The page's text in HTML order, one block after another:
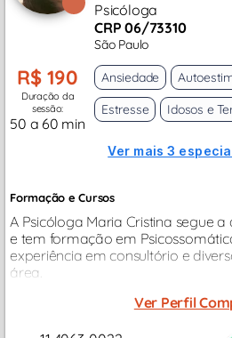
Psicóloga
CRP 06/73310
São Paulo
R$ 190
Duração da
sessão:
50 a 60 min
Ansiedade
Estresse
Idosos e
Ver mais 3
Formação e Cursos
A Psicóloga Maria Cristina segue
e tem formação em
experiência em consultório e
área.
Ver Perfil